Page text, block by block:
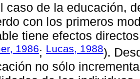
caso de la educación,
con los primeros
tiene efectos
1986; Lucas, 1988).
no sólo